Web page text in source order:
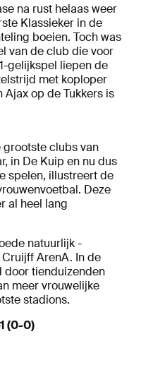
na rust helaas weer
Klassieker in de
boeien. Toch was
van de club die voor
gelijkspel liepen de
met koploper
Ajax op de Tukkers is
grootste clubs van
in De Kuip en nu dus
spelen, illustreert de
Deze
al heel lang
natuurlijk -
ArenA. In de
door tienduizenden
meer vrouwelijke
stadions.
(0-0)